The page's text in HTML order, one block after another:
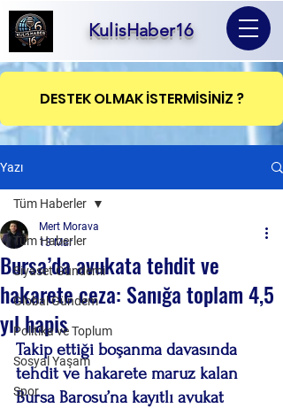
KulisHaber16
DESTEK OLMAK İSTERMİSİNİZ ?
Yazı
Tüm Haberler
Siyaset Gündemi
Global Gündem
Politika ve Toplum
Sosyal Yaşam
Spor
Tüm Haberler
Bursa’da avukata tehdit ve
hakarete ceza: Sanığa toplam 4,5
yıl hapis
Mert Morava
13 Mar
Takip ettiği boşanma davasında
tehdit ve hakarete maruz kalan
Bursa Barosu’na kayıtlı avukat